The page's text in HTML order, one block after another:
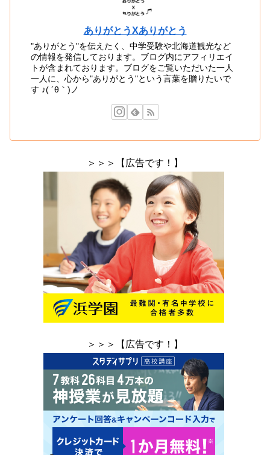
ありがとうXありがとう
"ありがとう"を伝えたく、中学受験や北海道観光など
の情報を発信しております。ブログ内にアフィリエイ
トが含まれております。ブログをご覧いただいた一人
一人に、心から"ありがとう"という言葉を贈りたいで
す ♪( ´θ｀)ノ
＞＞＞【広告です！】
＞＞＞【広告です！】